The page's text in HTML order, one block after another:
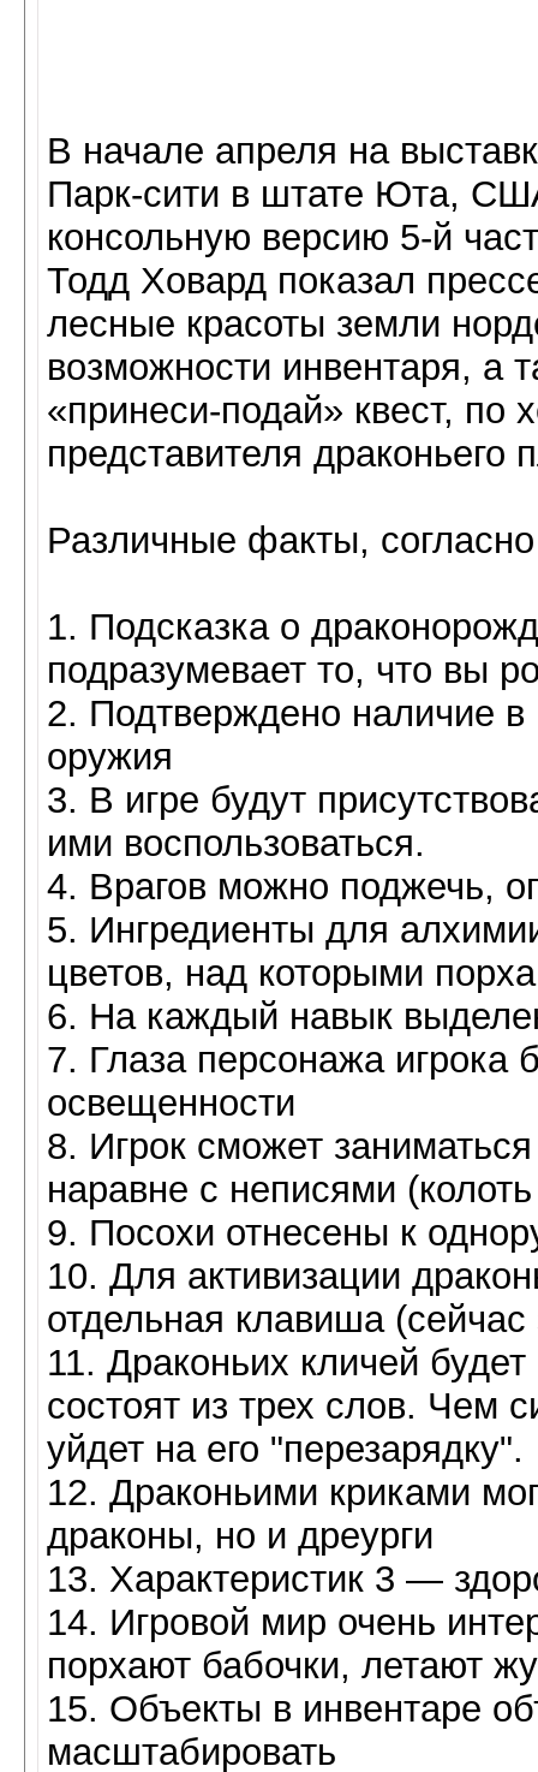
В начале апреля на
Парк-сити в штате Юта,
консольную версию 5-й
Тодд Ховард показал
лесные красоты земли
возможности инвентаря, а
«принеси-подай» квест, по
представителя
Различные факты,
1. Подсказка о
подразумевает то, что вы
2. Подтверждено наличие в
оружия
3. В игре будут
ими воспользоваться.
4. Врагов можно поджечь,
5. Ингредиенты для
цветов, над которыми
6. На каждый навык
7. Глаза персонажа игрока
освещенности
8. Игрок сможет
наравне с неписями
9. Посохи отнесены к
10. Для активизации
отдельная клавиша (сейчас
11. Драконьих кличей
состоят из трех слов. Чем
уйдет на его "перезарядку".
12. Драконьими криками
драконы, но и дреурги
13. Характеристик 3 —
14. Игровой мир очень
порхают бабочки, летают
15. Объекты в инвентаре
масштабировать